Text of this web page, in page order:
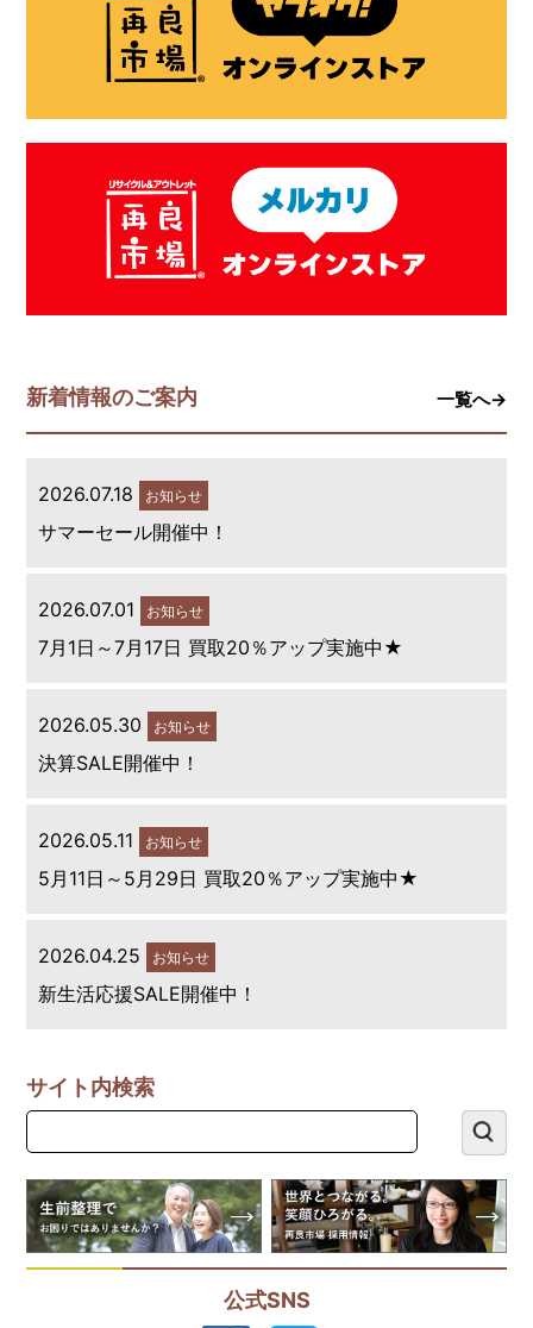
新着情報のご案内 一覧へ→
2026.07.18 お知らせ
サマーセール開催中！
2026.07.01 お知らせ
7月1日～7月17日 買取20％アップ実施中★
2026.05.30 お知らせ
決算SALE開催中！
2026.05.11 お知らせ
5月11日～5月29日 買取20％アップ実施中★
2026.04.25 お知らせ
新生活応援SALE開催中！
サイト内検索
公式SNS